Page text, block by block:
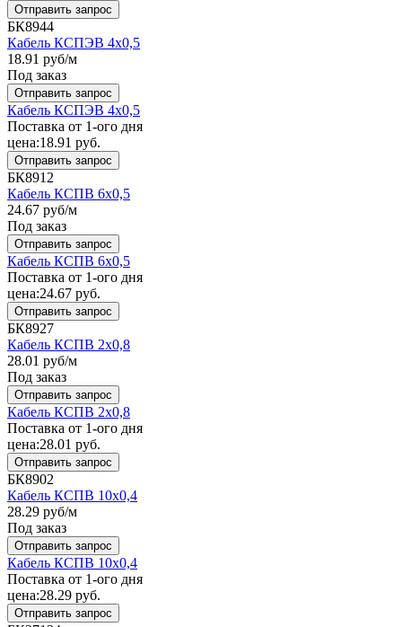
Отправить запрос
БК8944
Кабель КСПЭВ 4x0,5
18.91 руб/м
Под заказ
Отправить запрос
Кабель КСПЭВ 4x0,5
Поставка от 1-ого дня
цена:18.91 руб.
Отправить запрос
БК8912
Кабель КСПВ 6x0,5
24.67 руб/м
Под заказ
Отправить запрос
Кабель КСПВ 6x0,5
Поставка от 1-ого дня
цена:24.67 руб.
Отправить запрос
БК8927
Кабель КСПВ 2x0,8
28.01 руб/м
Под заказ
Отправить запрос
Кабель КСПВ 2x0,8
Поставка от 1-ого дня
цена:28.01 руб.
Отправить запрос
БК8902
Кабель КСПВ 10x0,4
28.29 руб/м
Под заказ
Отправить запрос
Кабель КСПВ 10x0,4
Поставка от 1-ого дня
цена:28.29 руб.
Отправить запрос